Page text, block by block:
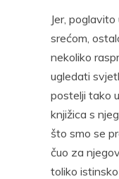
Jer,
srećom,
nekoliko
ugledati
postelji tako
knjižica s
što smo se
čuo za
toliko